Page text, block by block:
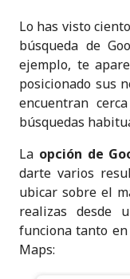
k
Lo has visto
búsqueda de
ejemplo, te
posicionado sus
encuentran
búsquedas
La opción de
darte varios
ubicar sobre el
realizas desde
funciona tanto en
Maps: